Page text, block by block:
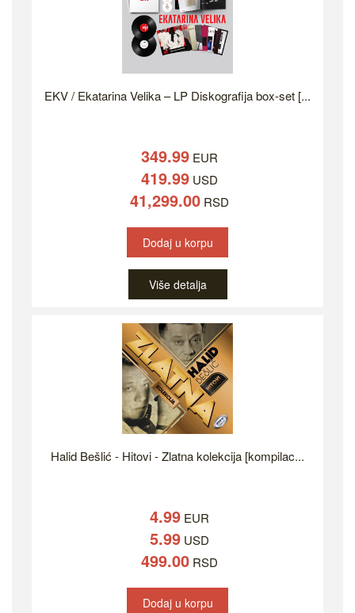
EKV / Ekatarina Velika – LP Diskografija box-set [...
349.99 EUR
419.99 USD
41,299.00 RSD
Dodaj u korpu
Više detalja
Halid Bešlić - Hitovi - Zlatna kolekcija [kompilac...
4.99 EUR
5.99 USD
499.00 RSD
Dodaj u korpu